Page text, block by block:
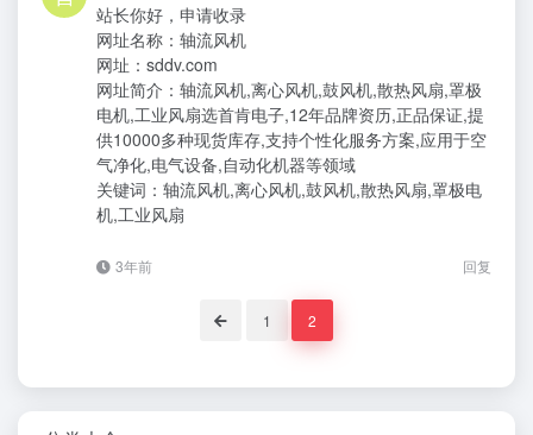
站长你好，申请收录
网址名称：轴流风机
网址：sddv.com
网址简介：轴流风机,离心风机,鼓风机,散热风扇,罩极
电机,工业风扇选首肯电子,12年品牌资历,正品保证,提
供10000多种现货库存,支持个性化服务方案,应用于空
气净化,电气设备,自动化机器等领域
关键词：轴流风机,离心风机,鼓风机,散热风扇,罩极电
机,工业风扇
3年前 回复
1 2